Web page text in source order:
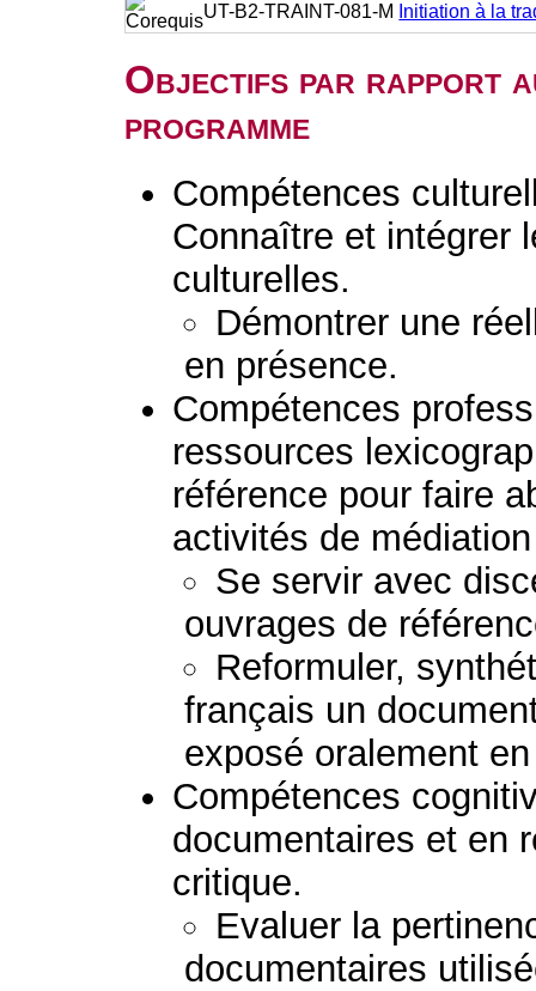
UT-B2-TRAINT-081-M
Initiation à la
Objectifs par rapport
programme
Compétences
Connaître et intégrer
culturelles.
Démontrer une
en présence.
Compétences
ressources
référence pour faire
activités de
Se servir avec
ouvrages de
Reformuler,
français un
exposé oralement
Compétences
documentaires et en
critique.
Evaluer la
documentaires